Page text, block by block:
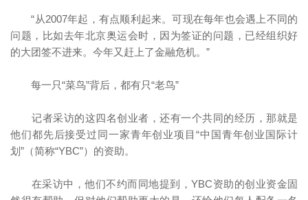
“从2007年起，有点顺利起来。可现在每年也会遇上不同的
问题，比如去年北京奥运会时，因为签证的问题，已经组织好
的大团签不进来。今年又赶上了金融危机。”
每一只“菜鸟”背后，都有只“老鸟”
记者采访的这四名创业者，还有一个共同的经历，那就是
他们都先后接受过同一家青年创业项目“中国青年创业国际计
划”（简称“YBC”）的资助。
在采访中，他们不约而同地提到，YBC资助的创业资金固